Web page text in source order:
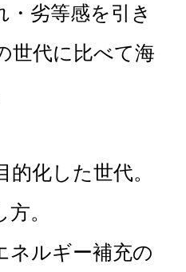
劣等感を引き
世代に比べて海
化した世代。
。
ネルギー補充の